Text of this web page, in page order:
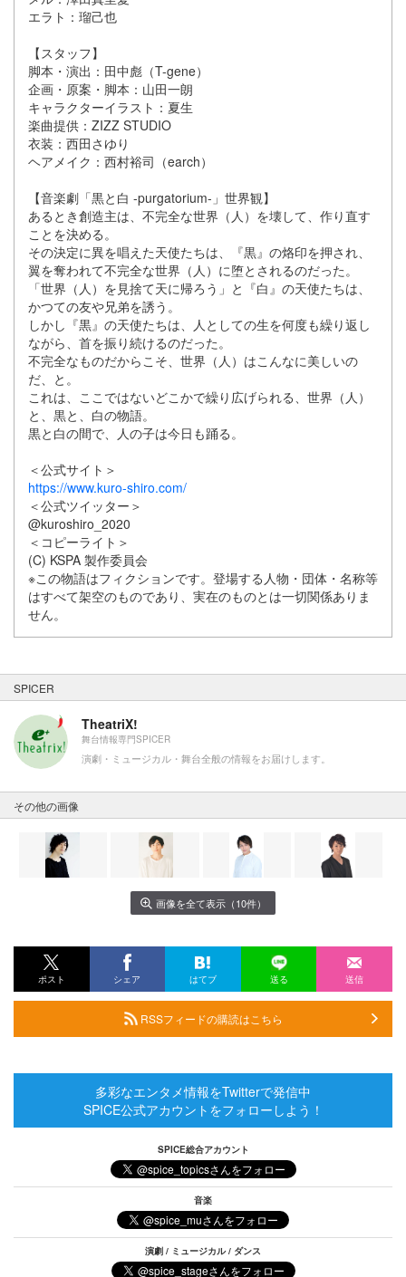
エラト：瑠己也
【スタッフ】
脚本・演出：田中彪（T-gene）
企画・原案・脚本：山田一朗
キャラクターイラスト：夏生
楽曲提供：ZIZZ STUDIO
衣装：西田さゆり
ヘアメイク：西村裕司（earch）
【音楽劇「黒と白 -purgatorium-」世界観】
あるとき創造主は、不完全な世界（人）を壊して、作り直す
ことを決める。
その決定に異を唱えた天使たちは、『黒』の烙印を押され、
翼を奪われて不完全な世界（人）に堕とされるのだった。
「世界（人）を見捨て天に帰ろう」と『白』の天使たちは、
かつての友や兄弟を誘う。
しかし『黒』の天使たちは、人としての生を何度も繰り返し
ながら、首を振り続けるのだった。
不完全なものだからこそ、世界（人）はこんなに美しいの
だ、と。
これは、ここではないどこかで繰り広げられる、世界（人）
と、黒と、白の物語。
黒と白の間で、人の子は今日も踊る。
＜公式サイト＞
https://www.kuro-shiro.com/
＜公式ツイッター＞
@kuroshiro_2020
＜コピーライト＞
(C) KSPA 製作委員会
※この物語はフィクションです。登場する人物・団体・名称等
はすべて架空のものであり、実在のものとは一切関係ありま
せん。
SPICER
TheatriX!
舞台情報専門SPICER
演劇・ミュージカル・舞台全般の情報をお届けします。
その他の画像
画像を全て表示（10件）
ポスト シェア はてブ 送る 送信
RSSフィードの購読はこちら
多彩なエンタメ情報をTwitterで発信中
SPICE公式アカウントをフォローしよう！
SPICE総合アカウント
音楽
演劇 / ミュージカル / ダンス